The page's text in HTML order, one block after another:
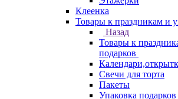
Клеенка
Товары к праздникам и
Назад
Товары к
подарков
Свечи для торта
Пакеты
Упаковка подарков